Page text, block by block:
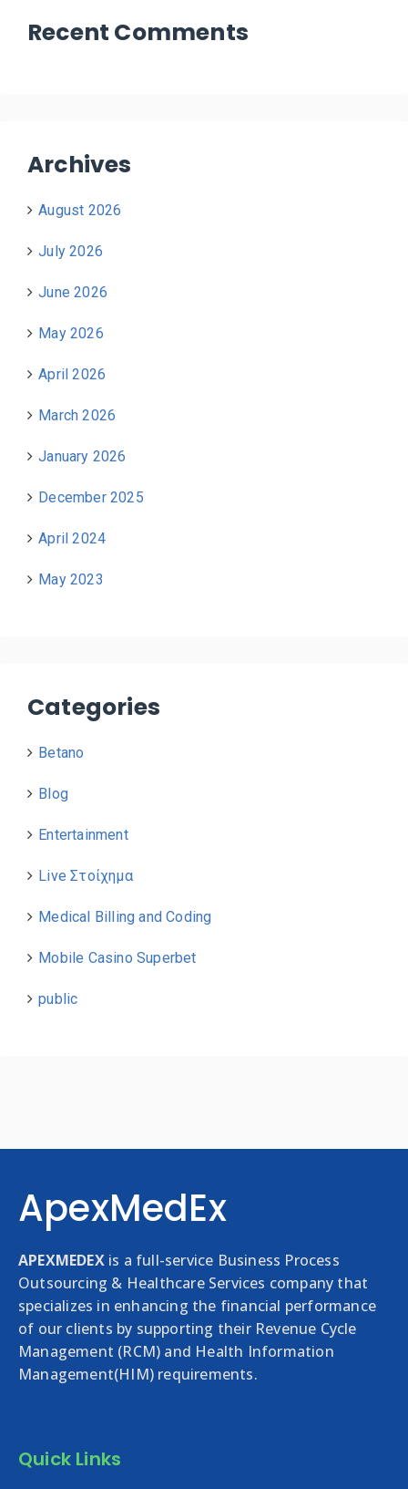
Recent Comments
Archives
August 2026
July 2026
June 2026
May 2026
April 2026
March 2026
January 2026
December 2025
April 2024
May 2023
Categories
Betano
Blog
Entertainment
Live Στοίχημα
Medical Billing and Coding
Mobile Casino Superbet
public
ApexMedEx
APEXMEDEXis a full-service Business Process
Outsourcing & Healthcare Services company that
specializes in enhancing the financial performance
of our clients by supporting their Revenue Cycle
Management (RCM) and Health Information
Management(HIM) requirements.
Quick Links